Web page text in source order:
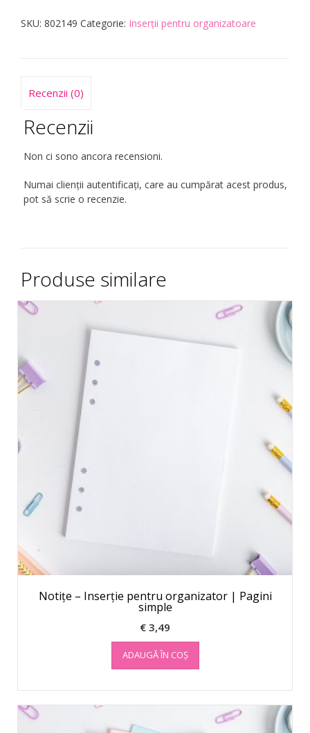
cu
culori
SKU: 802149 Categorie: Inserții pentru organizatoare
Recenzii (0)
Recenzii
Non ci sono ancora recensioni.
Numai clienții autentificați, care au cumpărat acest produs,
pot să scrie o recenzie.
Produse similare
Notițe – Inserție pentru organizator | Pagini
simple
€ 3,49
ADAUGĂ ÎN COȘ